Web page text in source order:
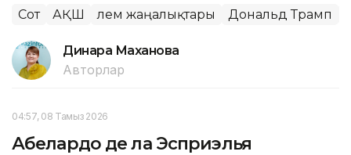
Сот АҚШ Әлем жаңалықтары Дональд Трамп
Динара Маханова
Авторлар
04:57, 08 Тамыз 2026
Абелардо де ла Эсприэлья